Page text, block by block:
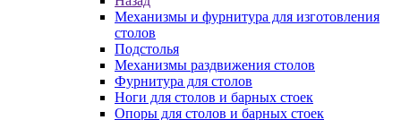
Механизмы и фурнитура для изготовления
столов
Подстолья
Механизмы раздвижения столов
Фурнитура для столов
Ноги для столов и барных стоек
Опоры для столов и барных стоек